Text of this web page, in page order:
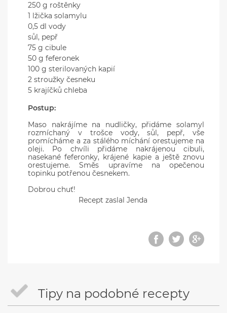
250 g roštěnky
1 lžička solamylu
0,5 dl vody
sůl, pepř
75 g cibule
50 g feferonek
100 g sterilovaných kapií
2 stroužky česneku
5 krajíčků chleba
Postup:
Maso nakrájíme na nudličky, přidáme solamyl
rozmíchaný v trošce vody, sůl, pepř, vše
promícháme a za stálého míchání orestujeme na
oleji. Po chvíli přidáme nakrájenou cibuli,
nasekané feferonky, krájené kapie a ještě znovu
orestujeme. Směs upravíme na opečenou
topinku potřenou česnekem.
Dobrou chuť!
Recept zaslal Jenda
Tipy na podobné recepty